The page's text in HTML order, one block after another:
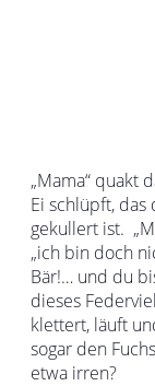
„Mama“ quakt
Ei schlüpft,
gekullert ist.
„ich bin doch
Bär!… und du
dieses
klettert, läuft
sogar den
etwa irren?